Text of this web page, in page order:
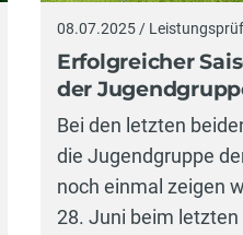
08.07.2025 /
Erfolgreicher
der
Bei den letzten
die Jugendgruppe
noch einmal zeigen
28. Juni beim